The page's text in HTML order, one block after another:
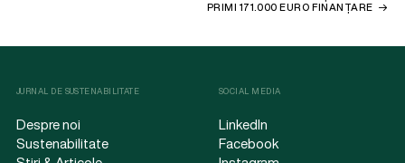
PRIMI 171.000 EURO FINANȚARE
JURNAL DE SUSTENABILITATE
Despre noi
Sustenabilitate
SOCIAL MEDIA
LinkedIn
Facebook